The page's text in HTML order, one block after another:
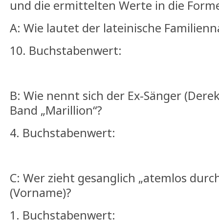
und die ermittelten Werte in die
A: Wie lautet der lateinische
10. Buchstabenwert:
B: Wie nennt sich der Ex-Sänger
Band „Marillion“?
4. Buchstabenwert:
C: Wer zieht gesanglich „atemlos
(Vorname)?
1. Buchstabenwert: